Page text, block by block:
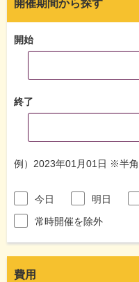
開催期間から探す
開始
終了
例）2023年01月01日 ※半角
今日 明日
常時開催を除外
費用